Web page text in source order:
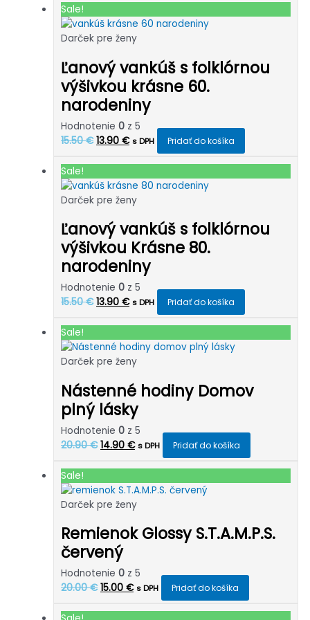
Sale!
Darček pre ženy
Ľanový vankúš s folklórnou
výšivkou krásne 60.
narodeniny
Hodnotenie 0 z 5
15.50€ Pôvodná
15.50 €.
13.90 €Aktuálna
13.90 €.
s DPH Pridať do košíka
Sale!
Darček pre ženy
Ľanový vankúš s folklórnou
výšivkou Krásne 80.
narodeniny
Hodnotenie 0 z 5
15.50€ Pôvodná
15.50 €.
13.90 €Aktuálna
13.90 €.
s DPH Pridať do košíka
Sale!
Darček pre ženy
Nástenné hodiny Domov
plný lásky
Hodnotenie 0 z 5
20.90€ Pôvodná
20.90 €.
14.90 €Aktuálna
14.90 €.
s DPH Pridať do košíka
Sale!
Darček pre ženy
Remienok Glossy S.T.A.M.P.S.
červený
Hodnotenie 0 z 5
20.00€ Pôvodná
15.00 €Aktuálna
s DPH Pridať do košíka